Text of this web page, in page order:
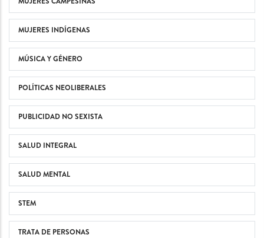
MUJERES INDÍGENAS
MÚSICA Y GÉNERO
POLÍTICAS NEOLIBERALES
PUBLICIDAD NO SEXISTA
SALUD INTEGRAL
SALUD MENTAL
STEM
TRATA DE PERSONAS